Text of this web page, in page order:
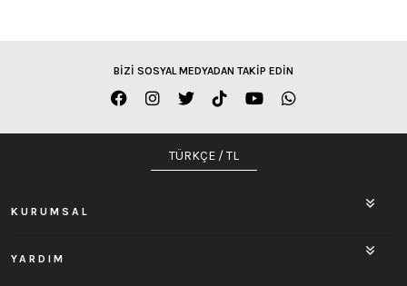
BİZİ SOSYAL MEDYADAN TAKİP EDİN
TÜRKÇE / TL
KURUMSAL
YARDIM